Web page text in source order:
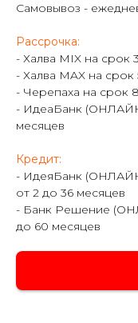
Самовывоз -
Рассрочка:
- Халва MIX на срок
- Халва MAX на
- Черепаха на срок
- ИдеаБанк
месяцев
Кредит:
- ИдеяБанк
от 2 до 36 месяцев
- Банк Решение
до 60 месяцев